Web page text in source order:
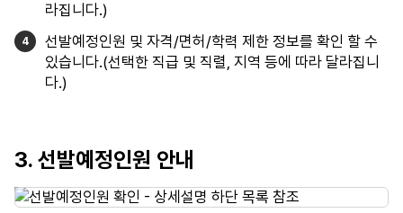
라집니다.)
선발예정인원 및 자격/면허/학력 제한 정보를 확인 할 수
있습니다.(선택한 직급 및 직렬, 지역 등에 따라 달라집니
다.)
3. 선발예정인원 안내